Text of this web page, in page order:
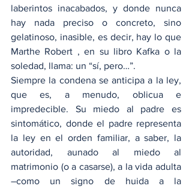
laberintos inacabados, y donde nunca
hay nada preciso o concreto, sino
gelatinoso, inasible, es decir, hay lo que
Marthe Robert , en su libro Kafka o la
soledad, llama: un “sí, pero…”.
Siempre la condena se anticipa a la ley,
que es, a menudo, oblicua e
impredecible. Su miedo al padre es
sintomático, donde el padre representa
la ley en el orden familiar, a saber, la
autoridad, aunado al miedo al
matrimonio (o a casarse), a la vida adulta
–como un signo de huida a la